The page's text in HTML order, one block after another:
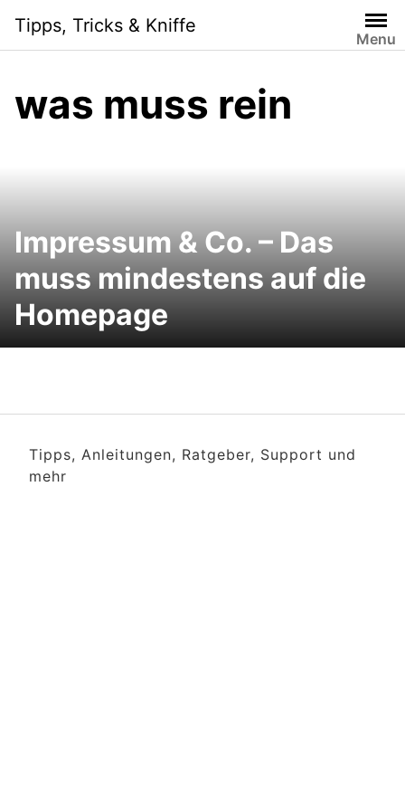
content
Tipps, Tricks & Kniffe
Menu
was muss rein
Impressum & Co. – Das
muss mindestens auf die
Homepage
Tipps, Anleitungen, Ratgeber, Support und
mehr